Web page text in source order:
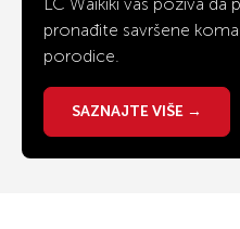
pronađite savršene
porodice.
SAZNAJTE VIŠE →